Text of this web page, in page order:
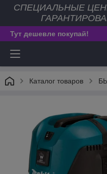
СПЕЦИАЛЬНЫЕ
Тут дешевле покупай!
Каталог товаров